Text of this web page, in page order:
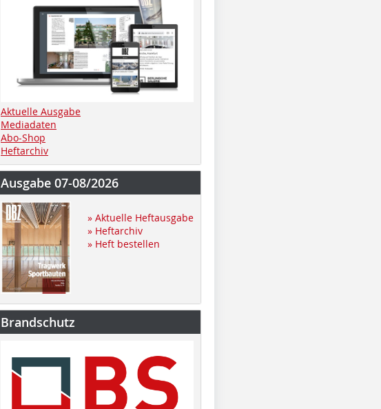
Aktuelle Ausgabe
Mediadaten
Abo-Shop
Heftarchiv
Ausgabe 07-08/2026
» Aktuelle Heftausgabe
» Heftarchiv
» Heft bestellen
Brandschutz